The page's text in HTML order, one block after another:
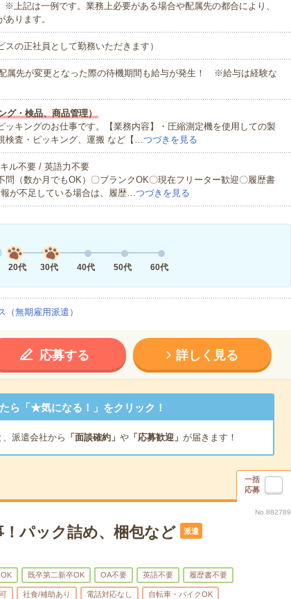
※上記は一例です。業務上必要がある場合や配属先の都合により、
ります。
の正社員として勤務いただきます）
先が変更となった際の待機期間も給与が発生！ ※給与は経験な
グ・検品、商品管理）
ッキングのお仕事です。【業務内容】・圧縮測定機を使用しての製
検査・ピッキング、運搬 など【…つづきを見る
ル不要 / 英語力不要
問（数か月でもOK）〇ブランクOK〇現在フリーター歓迎〇履歴書
が不足している場合は、履歴…つづきを見る
20代
30代 40代 50代 60代
無期雇用派遣）
応募する 詳しく見る
ら「★気になる！」をクリック！
、派遣会社から 「面談確約」 や「応募歓迎」 が届きます！
一括
応募
No.882789
パック詰め、梱包など 派遣
既卒第二新卒OK OA不要 英語不要 履歴書不要
社食/補助あり 電話対応なし 自転車・バイクOK